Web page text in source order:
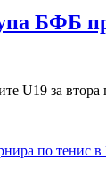
БФБ
за втора